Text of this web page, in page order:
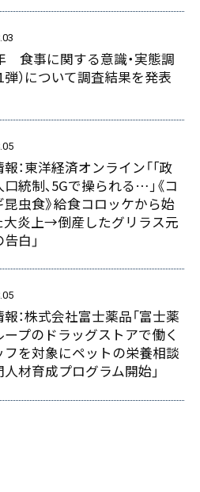
食事に関する意識・実態調
弾）について調査結果を発表
：東洋経済オンライン「｢政
口統制､5Gで操られる…｣《コ
虫食》給食コロッケから始
大炎上→倒産したグリラス元
白」
：株式会社富士薬品「富士薬
プのドラッグストアで働く
フを対象にペットの栄養相談
材育成プログラム開始」